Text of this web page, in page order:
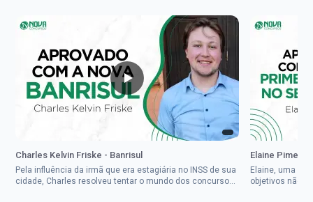
Charles Kelvin Friske - Banrisul
Pela influência da irmã que era estagiária no INSS de sua
cidade, Charles resolveu tentar o mundo dos concursos
Elaine
Elaine, uma
objetivos não